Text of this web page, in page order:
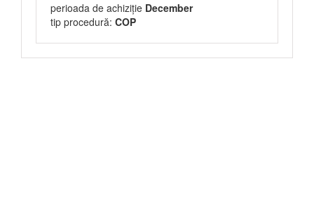
perioada de achiziție December
tip procedură: COP